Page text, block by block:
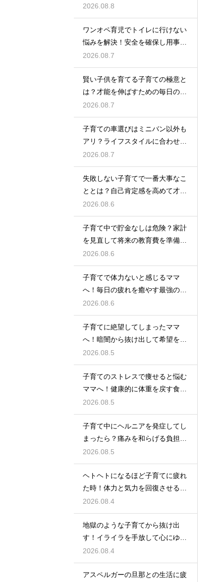
める方法
2026.08.8
ワンオペ育児でトイレに行けない
悩みを解決！安全を確保し用事を
済ませる
2026.08.7
賢い子供を育てる子育ての極意と
は？才能を伸ばすための毎日の習
慣を解説
2026.08.7
子育ての車選びはミニバン以外も
アリ？ライフスタイルに合わせた
車種紹介
2026.08.7
失敗しない子育てで一番大事なこ
ととは？自己肯定感を高めて才能
を伸ばす
2026.08.6
子育て中で貯金なしは危険？家計
を見直して将来の教育費を準備す
る方法
2026.08.6
子育てで体力ないと感じるママ
へ！毎日の疲れを癒やす最強の休
息法
2026.08.6
子育てに絶望してしまったママ
へ！暗闇から抜け出して希望を見
つける方法
2026.08.5
子育てのストレスで痩せると悩む
ママへ！健康的に体重を戻す食事
と休息法
2026.08.5
子育て中にヘルニアを発症してし
まったら？痛みを和らげる負担軽
減のコツ
2026.08.5
ヘトヘトになるほど子育てに疲れ
た時！体力と気力を回復させる簡
単な裏技
2026.08.4
地獄のような子育てから抜け出
す！イライラを手放して心にゆと
りを持つ術
2026.08.4
アスペルガーの旦那との生活に疲